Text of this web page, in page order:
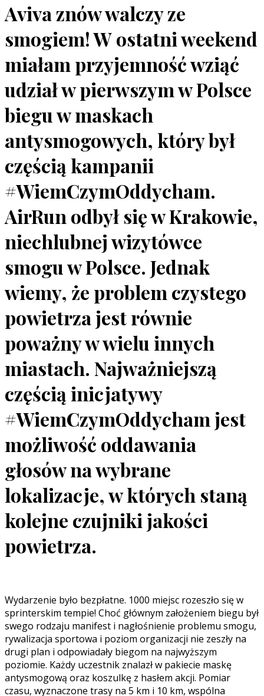
Aviva znów walczy ze
smogiem! W ostatni weekend
miałam przyjemność wziąć
udział w pierwszym w Polsce
biegu w maskach
antysmogowych, który był
częścią kampanii
#WiemCzymOddycham.
AirRun odbył się w Krakowie,
niechlubnej wizytówce
smogu w Polsce. Jednak
wiemy, że problem czystego
powietrza jest równie
poważny w wielu innych
miastach. Najważniejszą
częścią inicjatywy
#WiemCzymOddycham jest
możliwość oddawania
głosów na wybrane
lokalizacje, w których staną
kolejne czujniki jakości
powietrza.
Wydarzenie było bezpłatne. 1000 miejsc rozeszło się w
sprinterskim tempie! Choć głównym założeniem biegu był
swego rodzaju manifest i nagłośnienie problemu smogu,
rywalizacja sportowa i poziom organizacji nie zeszły na
drugi plan i odpowiadały biegom na najwyższym
poziomie. Każdy uczestnik znalazł w pakiecie maskę
antysmogową oraz koszulkę z hasłem akcji. Pomiar
czasu, wyznaczone trasy na 5 km i 10 km, wspólna